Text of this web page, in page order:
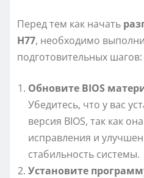
Перед тем как начать
H77, необходимо
подготовительных шагов:
Обновите BIOS
Убедитесь, что у вас
версия BIOS, так как
исправления и
стабильность системы.
Установите